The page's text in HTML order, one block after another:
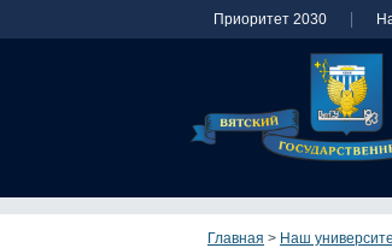
Приоритет 2030
Главная > Наш